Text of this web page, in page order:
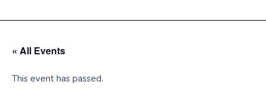
« All Events
This event has passed.